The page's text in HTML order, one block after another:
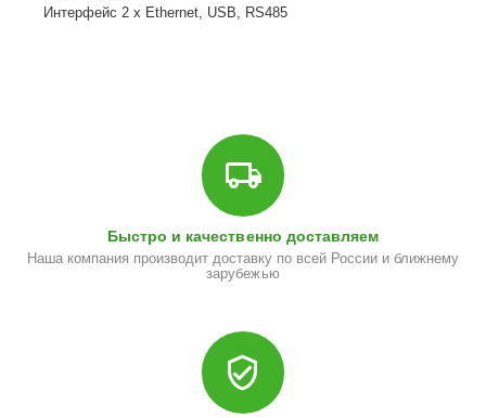
Интерфейс 2 x Ethernet, USB, RS485
Быстро и качественно доставляем
Наша компания производит доставку по всей России и ближнему
зарубежью